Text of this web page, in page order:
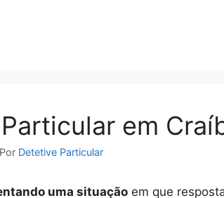
em
Por Detetive Particular
uma situação em que